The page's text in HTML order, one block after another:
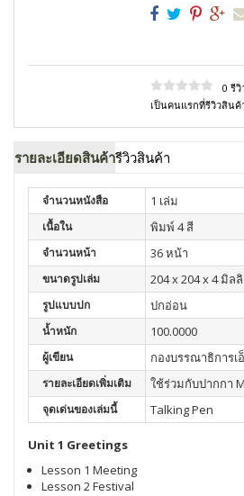
0 รีวิ
เป็นคนแรกที่รีวิวสินค้
รายละเอียดสินค้ารีวิวสินค้า
จำนวนหนังสือ 1 เล่ม
เนื้อใน พิมพ์ 4 สี
จำนวนหน้า 36 หน้า
ขนาดรูปเล่ม 204 x 204 x 4 มิล
รูปแบบปก ปกอ่อน
น้ำหนัก 100.0000
ผู้เขียน กองบรรณาธิการเ
รายละเอียดเพิ่มเติม ใช้ร่วมกับปากกา
จุดเด่นของเล่มนี้ Talking Pen
Unit 1 Greetings
Lesson 1 Meeting
Lesson 2 Festival